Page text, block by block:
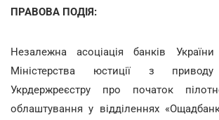
ПРАВОВА ПОДІЯ:
Незалежна асоціація банків
Міністерства юстиції з приводу
Укрдержреєстру про початок
облаштування у відділеннях